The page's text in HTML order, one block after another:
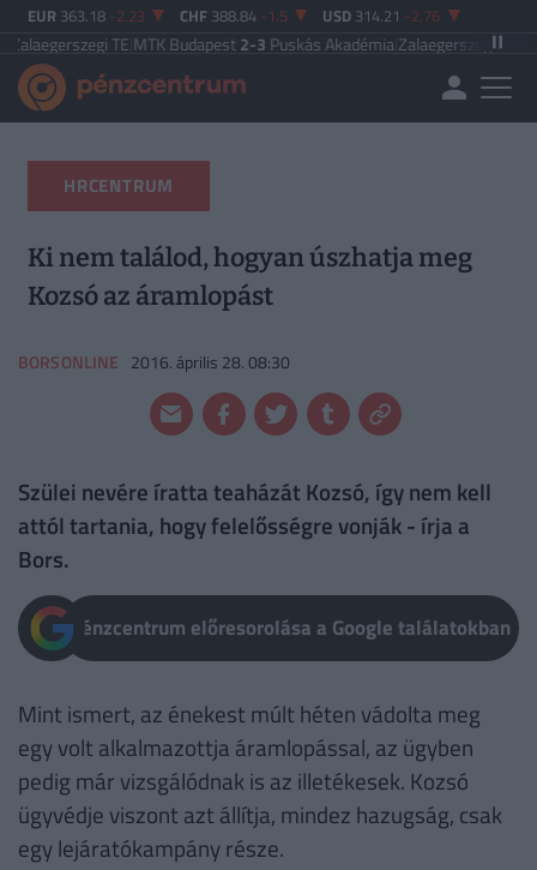
EUR 363.18 -2.23 CHF 388.84 -1.5 USD 314.21 -2.76
TE|MTK Budapest2-3Puskás Akadémia|Zalaegerszegi TE5-2Paksi FC
HRCENTRUM
Ki nem találod, hogyan úszhatja meg
Kozsó az áramlopást
BORSONLINE 2016. április 28. 08:30
Szülei nevére íratta teaházát Kozsó, így nem kell
attól tartania, hogy felelősségre vonják - írja a
Bors.
Pénzcentrum előresorolása a Google találatokban
Mint ismert, az énekest múlt héten vádolta meg
egy volt alkalmazottja áramlopással, az ügyben
pedig már vizsgálódnak is az illetékesek. Kozsó
ügyvédje viszont azt állítja, mindez hazugság, csak
egy lejáratókampány része.